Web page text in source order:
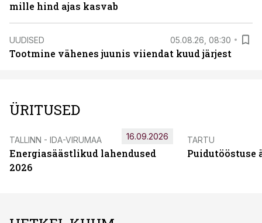
mille hind ajas kasvab
UUDISED 05.08.26, 08:30
Tootmine vähenes juunis viiendat kuud järjest
ÜRITUSED
TALLINN - IDA-VIRUMAA
Energiasäästlikud lahendused
2026
16.09.2026 TARTU
Puidutööstuse